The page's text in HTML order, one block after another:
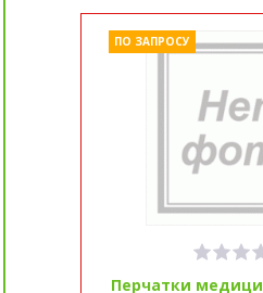
Перчатки
ПО ЗАПРОСУ